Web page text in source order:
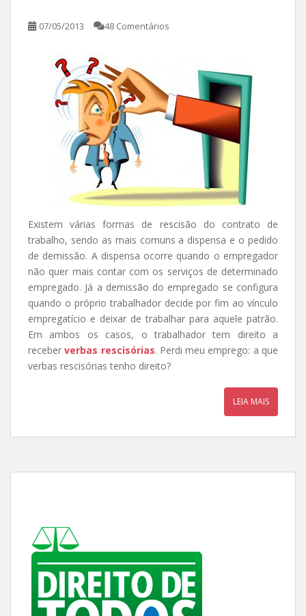
07/05/2013 48 Comentários
Existem várias formas de rescisão do contrato de
trabalho, sendo as mais comuns a dispensa e o pedido
de demissão. A dispensa ocorre quando o empregador
não quer mais contar com os serviços de determinado
empregado. Já a demissão do empregado se configura
quando o próprio trabalhador decide por fim ao vínculo
empregatício e deixar de trabalhar para aquele patrão.
Em ambos os casos, o trabalhador tem direito a
receberverbas rescisórias. Perdi meu emprego: a que
verbas rescisórias tenho direito?
LEIA MAIS